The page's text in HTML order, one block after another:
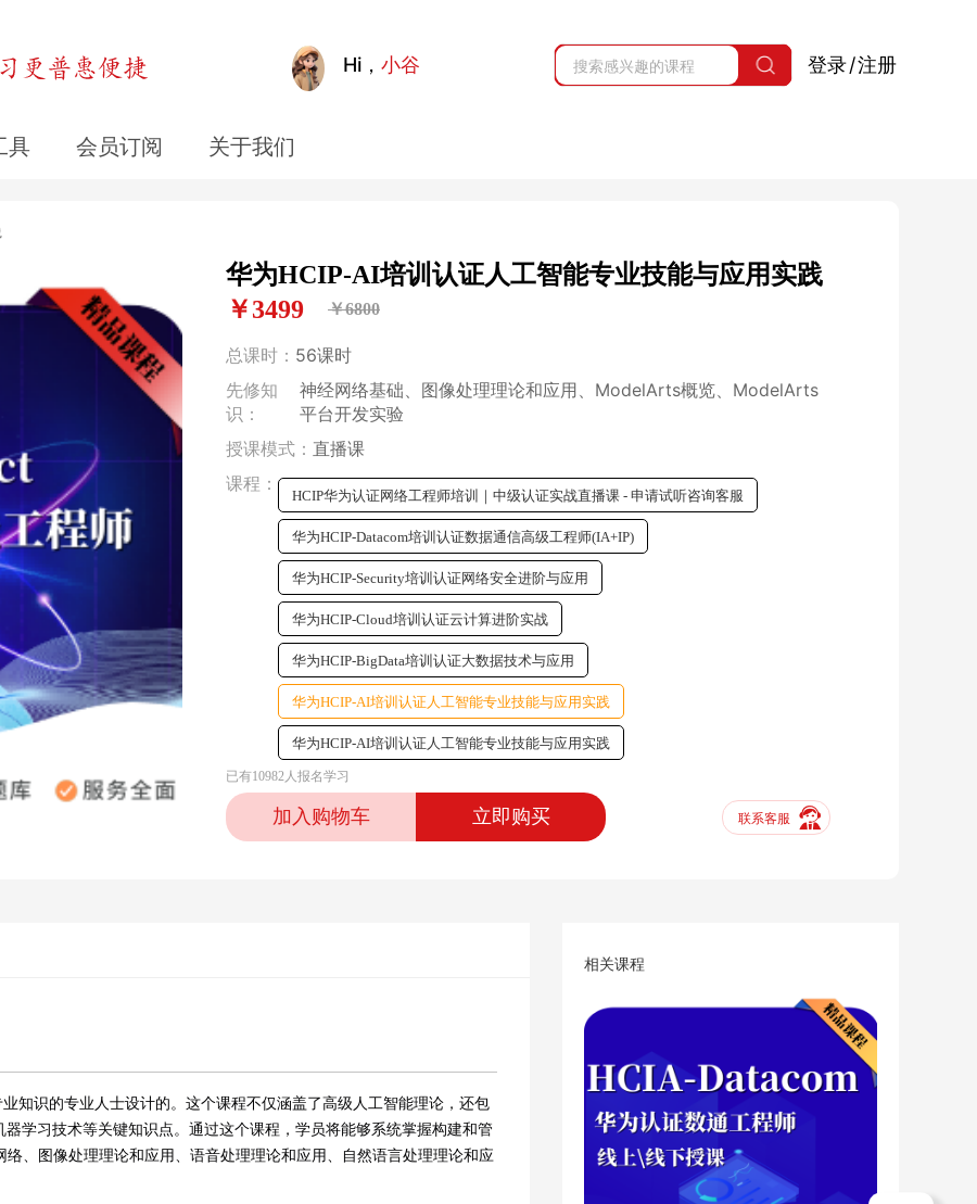
Hi， 小谷 登录/注册
具 会员订阅 关于我们
华为HCIP-AI培训认证人工智能专业技能与应用实践
￥3499
￥6800
总课时： 56课时
先修知
识：
神经网络基础、图像处理理论和应用、ModelArts概览、ModelArts
平台开发实验
授课模式： 直播课
课程：
HCIP华为认证网络工程师培训｜中级认证实战直播课 - 申请试听咨询客服
华为HCIP-Datacom培训认证数据通信高级工程师(IA+IP)
华为HCIP-Security培训认证网络安全进阶与应用
华为HCIP-Cloud培训认证云计算进阶实战
华为HCIP-BigData培训认证大数据技术与应用
华为HCIP-AI培训认证人工智能专业技能与应用实践
华为HCIP-AI培训认证人工智能专业技能与应用实践
已有10982人报名学习
加入购物车 立即购买 联系客服
知识的专业人士设计的。这个课程不仅涵盖了高级人工智能理论，还包
学习技术等关键知识点。通过这个课程，学员将能够系统掌握构建和管
、图像处理理论和应用、语音处理理论和应用、自然语言处理理论和应
相关课程